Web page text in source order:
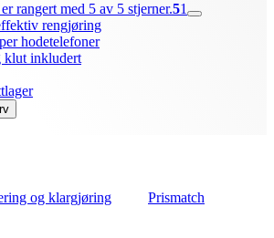
rangert med 5 av 5 stjerner.51
rengjøring
hodetelefoner
klut inkludert
og klargjøring
Prismatch